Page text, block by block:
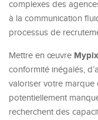
complexes des
à la communication
processus de
Mettre en œuvre
conformité inégalés,
valoriser votre marque
potentiellement
recherchent des